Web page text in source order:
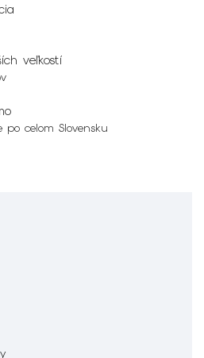
veľkostí
celom Slovensku